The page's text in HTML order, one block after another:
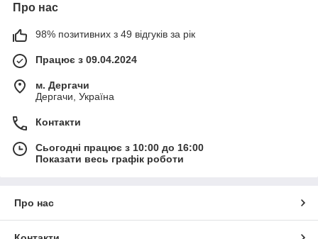
Про нас
98% позитивних з 49 відгуків за рік
Працює з 09.04.2024
м. Дергачи
Дергачи, Україна
Контакти
Сьогодні працює з 10:00 до 16:00
Показати весь графік роботи
Про нас